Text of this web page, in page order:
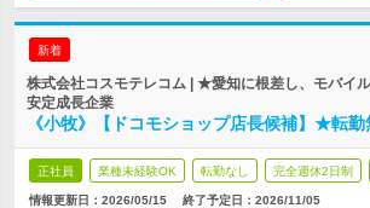
新着
株式会社コスモテレコム | ★愛知に根差し、モバイ
安定成長企業
《小牧》【ドコモショップ店長候補】★転
正社員 業種未経験OK 転勤なし 完全週休2日制
情報更新日：2026/05/15 終了予定日： 2026/11/05